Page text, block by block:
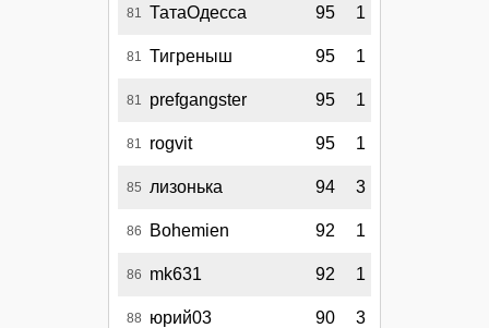
81 ТатаОдесса 95 1
81 Тигреныш 95 1
81 prefgangster 95 1
81 rogvit 95 1
85 лизонька 94 3
86 Bohemien 92 1
86 mk631 92 1
88 юрий03 90 3